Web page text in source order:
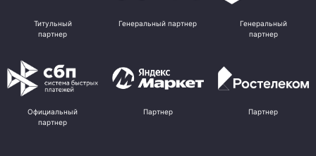
Титульный
партнер
Генеральный партнер
Генеральный
партнер
Официальный
партнер
Партнер Партнер